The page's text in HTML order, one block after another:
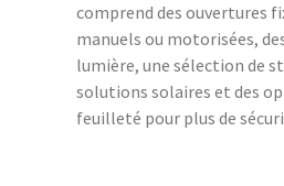
comprend des ouvertures
manuels ou motorisées,
lumière, une sélection de
solutions solaires et des
feuilleté pour plus de